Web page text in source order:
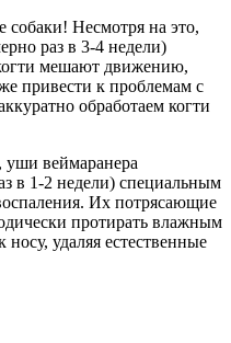
Несмотря на это,
раз в 3-4 недели)
мешают движению,
привести к проблемам с
обработаем когти
уши веймаранера
в 1-2 недели) специальным
Их потрясающие
протирать влажным
удаляя естественные